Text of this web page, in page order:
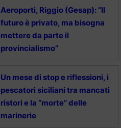
Aeroporti, Riggio (Gesap): “Il
futuro è privato, ma bisogna
mettere da parte il
provincialismo”
Un mese di stop e riflessioni, i
pescatori siciliani tra mancati
ristori e la “morte” delle
marinerie